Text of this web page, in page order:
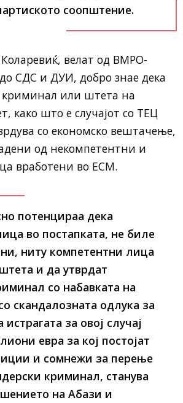
соопштение.
велат од ВМРО-
СДС и ДУИ, добро знае дека
криминал или штета на
како што е случајот со ТЕЦ
со економско вештачење,
од некомпетентни и
вработени во ЕСМ.
потенцираа дека
во постапката, не биле
ниту компетентни лица
и да утврдат
со набавката на
скандалозната одлука за
за овој случај
евра за кој постојат
и сомнежи за перење
криминал, станува
на Абази и